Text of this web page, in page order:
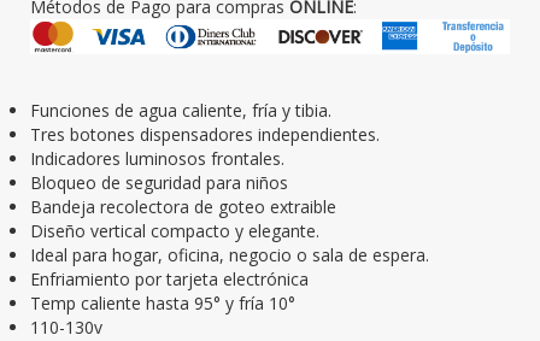
Métodos de Pago para compras ONLINE:
Funciones de agua caliente, fría y tibia.
Tres botones dispensadores independientes.
Indicadores luminosos frontales.
Bloqueo de seguridad para niños
Bandeja recolectora de goteo extraible
Diseño vertical compacto y elegante.
Ideal para hogar, oficina, negocio o sala de espera.
Enfriamiento por tarjeta electrónica
Temp caliente hasta 95° y fría 10°
⁠110-130v